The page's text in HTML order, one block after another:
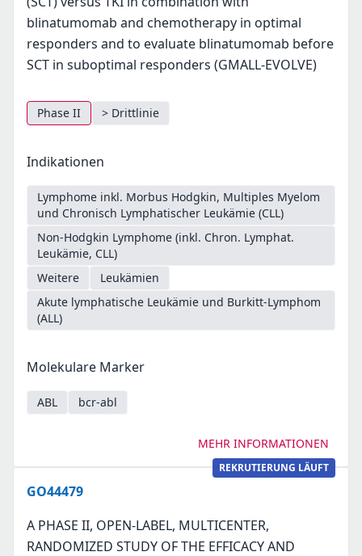
blinatumomab and chemotherapy in optimal
responders and to evaluate blinatumomab before
SCT in suboptimal responders (GMALL-EVOLVE)
Phase II > Drittlinie
Indikationen
Lymphome inkl. Morbus Hodgkin, Multiples Myelom
und Chronisch Lymphatischer Leukämie (CLL)
Non-Hodgkin Lymphome (inkl. Chron. Lymphat.
Leukämie, CLL)
Weitere
Leukämien
Akute lymphatische Leukämie und Burkitt-Lymphom
(ALL)
Molekulare Marker
ABL bcr-abl
MEHR INFORMATIONEN
REKRUTIERUNG LÄUFT
GO44479
A PHASE II, OPEN-LABEL, MULTICENTER,
RANDOMIZED STUDY OF THE EFFICACY AND